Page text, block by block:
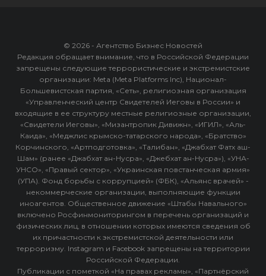
© 2026 - Агентство Бизнес Новостей
Редакция обращает внимание, что в Российской Федерации
запрещены следующие террористические и экстремистские
организации: Meta (Meta Platforms Inc), Национал-
Большевистская партия, «Сеть», религиозная организация
«Управленческий центр Свидетелей Иеговы в России» и
входящие в ее структуру местные религиозные организации,
«Свидетели Иеговы», «Мизантропик Дивижн», «ИГИЛ», «Аль-
Каида», «Меджлис крымско-татарского народа», «Братство»
Корчинского, «Артподготовка», «Талибан», «Джабхат Фатх аш-
Шам» (ранее «Джабхат ан-Нусра», «Джебхат ан-Нусра»), «УНА-
УНСО», «Правый сектор», «Украинская повстанческая армия»
(УПА). Фонд борьбы с коррупцией» (ФБК), «Альянс врачей» -
некоммерческие организации, выполняющие функции
иноагентов. Общественное движение «Штабы Навального»
включено Росфинмониторингом в перечень организаций и
физических лиц, в отношении которых имеются сведения об
их причастности к экстремистской деятельности или
терроризму. Instagram и Facebook запрещены на территории
Российской Федерации.
Публикации с пометкой «На правах рекламы», «Партнёрский